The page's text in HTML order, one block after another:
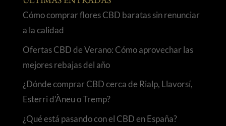
ÚLTIMAS ENTRADAS
Cómo comprar flores CBD baratas sin renunciar
a la calidad
Ofertas CBD de Verano: Cómo aprovechar las
mejores rebajas del año
¿Dónde comprar CBD cerca de Rialp, Llavorsí,
Esterri d’Àneu o Tremp?
¿Qué está pasando con el CBD en España?